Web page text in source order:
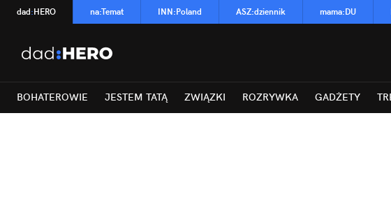
dad:HERO na:Temat INN:Poland ASZ:dziennik mama:DU
BOHATEROWIE JESTEM TATĄ ZWIĄZKI ROZRYWKA GADŻETY